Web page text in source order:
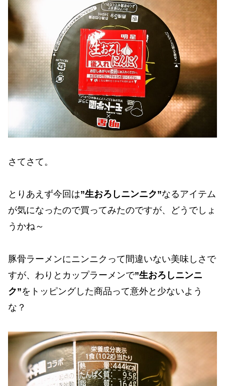
さてさて。
とりあえず今回は”生おろしニンニク”なるアイテム
が気になったので買ってみたのですが、どうでしょ
うかね～
豚骨ラーメンにニンニクって間違いない美味しさで
すが、わりとカップラーメンで”生おろしニンニ
ク”をトッピングした商品って意外と少ないよう
な？